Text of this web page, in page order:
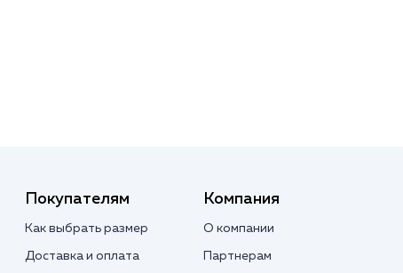
Покупателям
Как выбрать размер
Доставка и оплата
Компания
О компании
Партнерам